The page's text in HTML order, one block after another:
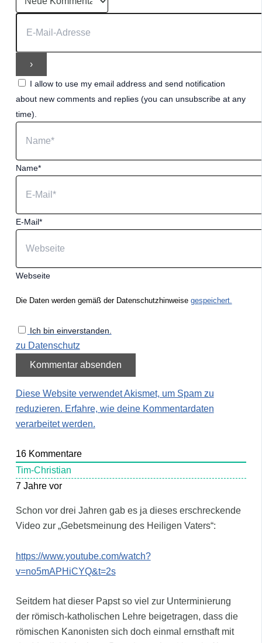
I allow to use my email address and send notification
about new comments and replies (you can unsubscribe at any
time).
Name*
E-Mail*
Webseite
Die Daten werden gemäß der Datenschutzhinweise gespeichert.
Ich bin einverstanden.
zu Datenschutz
Diese Website verwendet Akismet, um Spam zu
reduzieren. Erfahre, wie deine Kommentardaten
verarbeitet werden.
16Kommentare
Tim-Christian
7 Jahre vor
Schon vor drei Jahren gab es ja dieses erschreckende
Video zur „Gebetsmeinung des Heiligen Vaters“:
https://www.youtube.com/watch?
v=no5mAPHiCYQ&t=2s
Seitdem hat dieser Papst so viel zur Unterminierung
der römisch-katholischen Lehre beigetragen, dass die
römischen Kanonisten sich doch einmal ernsthaft mit